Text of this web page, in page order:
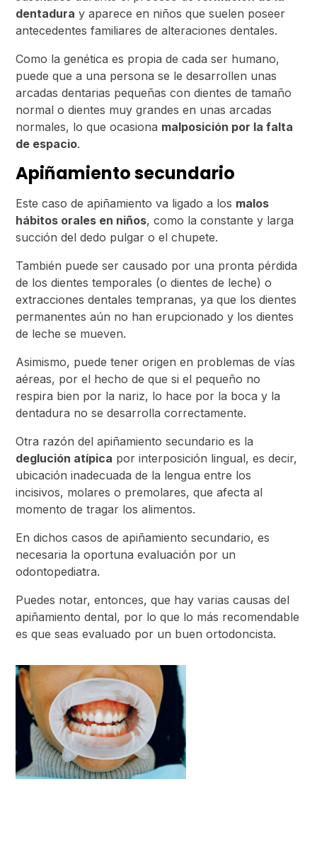
dentadura y aparece en niños que suelen poseer
antecedentes familiares de alteraciones dentales.
Como la genética es propia de cada ser humano,
puede que a una persona se le desarrollen unas
arcadas dentarias pequeñas con dientes de tamaño
normal o dientes muy grandes en unas arcadas
normales, lo que ocasiona malposición por la falta
de espacio.
Apiñamiento secundario
Este caso de apiñamiento va ligado a los malos
hábitos orales en niños, como la constante y larga
succión del dedo pulgar o el chupete.
También puede ser causado por una pronta pérdida
de los dientes temporales (o dientes de leche) o
extracciones dentales tempranas, ya que los dientes
permanentes aún no han erupcionado y los dientes
de leche se mueven.
Asimismo, puede tener origen en problemas de vías
aéreas, por el hecho de que si el pequeño no
respira bien por la nariz, lo hace por la boca y la
dentadura no se desarrolla correctamente.
Otra razón del apiñamiento secundario es la
deglución atípica por interposición lingual, es decir,
ubicación inadecuada de la lengua entre los
incisivos, molares o premolares, que afecta al
momento de tragar los alimentos.
En dichos casos de apiñamiento secundario, es
necesaria la oportuna evaluación por un
odontopediatra.
Puedes notar, entonces, que hay varias causas del
apiñamiento dental, por lo que lo más recomendable
es que seas evaluado por un buen ortodoncista.